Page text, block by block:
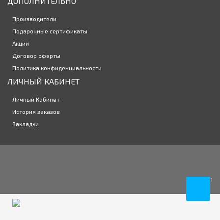
Цветные линзы Luna One Tone 2 линзы (1-пара)
Производители
Подарочные сертификаты
Акции
Договор оферты
Политика конфиденциальности
ЛИЧНЫЙ КАБИНЕТ
Личный Кабинет
История заказов
Закладки
1